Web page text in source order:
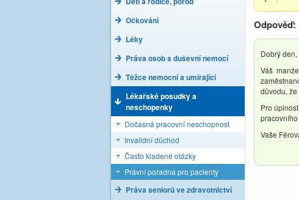
Očkování
Léky
Práva osob s duševní nemocí
Těžce nemocní a umírající
Lékařské posudky a
neschopenky
Dočasná pracovní neschopnost
Invalidní důchod
Často kladené otázky
Právní poradna pro pacienty
Práva seniorů ve zdravotnictví
Odpověď:
Dobrý den,
Váš
důvodu,
Pro
Vaše